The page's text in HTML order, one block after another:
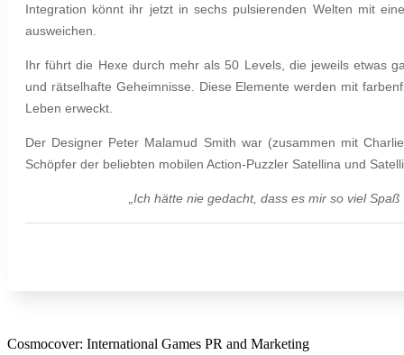
Integration könnt ihr jetzt in sechs pulsierenden Welten mit
ausweichen.
Ihr führt die Hexe durch mehr als 50 Levels, die jeweils etwas
und rätselhafte Geheimnisse. Diese Elemente werden mit
Leben erweckt.
Der Designer Peter Malamud Smith war (zusammen mit
Schöpfer der beliebten mobilen Action-Puzzler Satellina und
„Ich hätte nie gedacht, dass es mir so viel
Cosmocover: International Games PR and Marketing